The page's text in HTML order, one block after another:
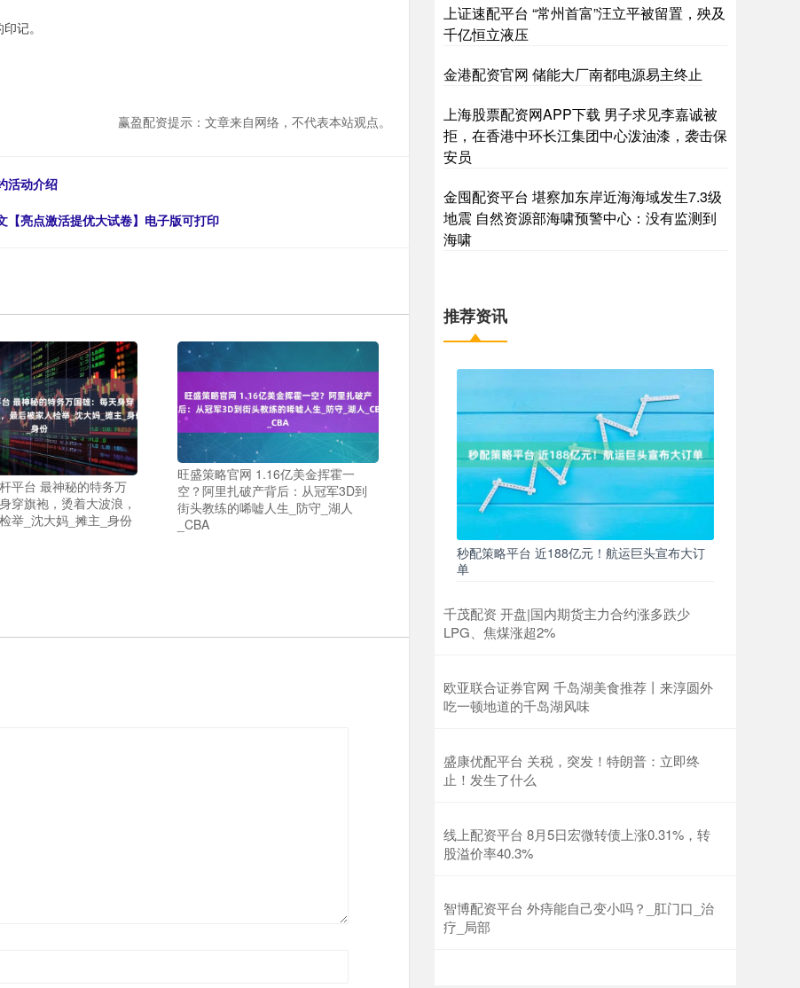
记。
赢盈配资提示：文章来自网络，不代表本站观点。
活动介绍
亮点激活提优大试卷】电子版可打印
平台 最神秘的特务万
穿旗袍，烫着大波浪，
举_沈大妈_摊主_身份
旺盛策略官网 1.16亿美金挥霍一
空？阿里扎破产背后：从冠军3D到
街头教练的唏嘘人生_防守_湖人
_CBA
上证速配平台 “常州首富”汪立平被留置，殃及
千亿恒立液压
金港配资官网 储能大厂南都电源易主终止
上海股票配资网APP下载 男子求见李嘉诚被
拒，在香港中环长江集团中心泼油漆，袭击保
安员
金囤配资平台 堪察加东岸近海海域发生7.3级
地震 自然资源部海啸预警中心：没有监测到
海啸
推荐资讯
秒配策略平台 近188亿元！航运巨头宣布大订
单
千茂配资 开盘|国内期货主力合约涨多跌少
LPG、焦煤涨超2%
欧亚联合证券官网 千岛湖美食推荐丨来淳圆外
吃一顿地道的千岛湖风味
盛康优配平台 关税，突发！特朗普：立即终
止！发生了什么
线上配资平台 8月5日宏微转债上涨0.31%，转
股溢价率40.3%
智博配资平台 外痔能自己变小吗？_肛门口_治
疗_局部